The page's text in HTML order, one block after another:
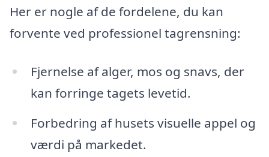
Her er nogle af de fordelene, du kan
forvente ved professionel tagrensning:
Fjernelse af alger, mos og snavs, der
kan forringe tagets levetid.
Forbedring af husets visuelle appel og
værdi på markedet.